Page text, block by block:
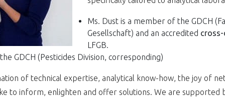
Ms. Dust is a member of the GDCH
Gesellschaft) and an accredited
LFGB.
GDCH (Pesticides Division, corresponding)
of technical expertise, analytical know-how, the joy of
to inform, enlighten and offer solutions. We are supported